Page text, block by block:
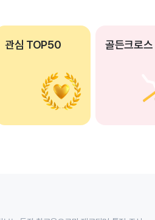
관심 TOP50 골든크로스